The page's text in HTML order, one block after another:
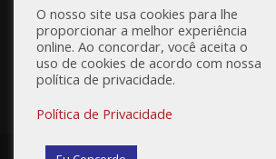
FIQUE CONECTADO
© Vilas Magazine / Site Desenvolvido por:
O nosso site usa cookies para lhe
proporcionar a melhor experiência
online. Ao concordar, você aceita o
uso de cookies de acordo com nossa
política de privacidade.
Política de Privacidade